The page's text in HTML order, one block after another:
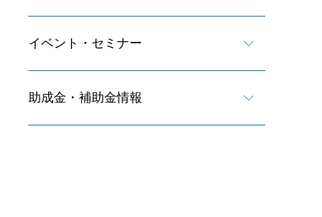
イベント・セミナー
助成金・補助金情報